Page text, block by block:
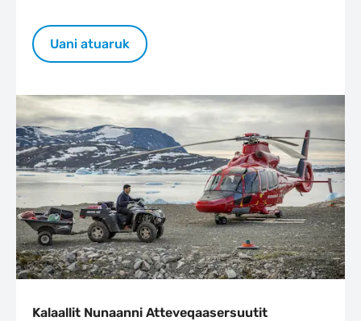
Uani atuaruk
Kalaallit Nunaanni Atteveqaasersuutit